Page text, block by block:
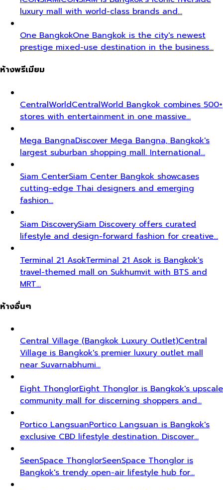
luxury mall with world-class brands and…
One BangkokOne Bangkok is the city's newest
prestige mixed-use destination in the business…
ห้างพรีเมียม
CentralWorldCentralWorld Bangkok combines 500+
stores with entertainment in one massive…
Mega BangnaDiscover Mega Bangna, Bangkok's
largest suburban shopping mall. International…
Siam CenterSiam Center Bangkok showcases
cutting-edge Thai designers and emerging
fashion…
Siam DiscoverySiam Discovery offers curated
lifestyle and design-forward fashion for creative…
Terminal 21 AsokTerminal 21 Asok is Bangkok's
travel-themed mall on Sukhumvit with BTS and
MRT…
ห้างอื่นๆ
Central Village (Bangkok Luxury Outlet)Central
Village is Bangkok's premier luxury outlet mall
near Suvarnabhumi…
Eight ThonglorEight Thonglor is Bangkok's upscale
community mall for discerning shoppers and…
Portico LangsuanPortico Langsuan is Bangkok's
exclusive CBD lifestyle destination. Discover…
SeenSpace ThonglorSeenSpace Thonglor is
Bangkok's trendy open-air lifestyle hub for…